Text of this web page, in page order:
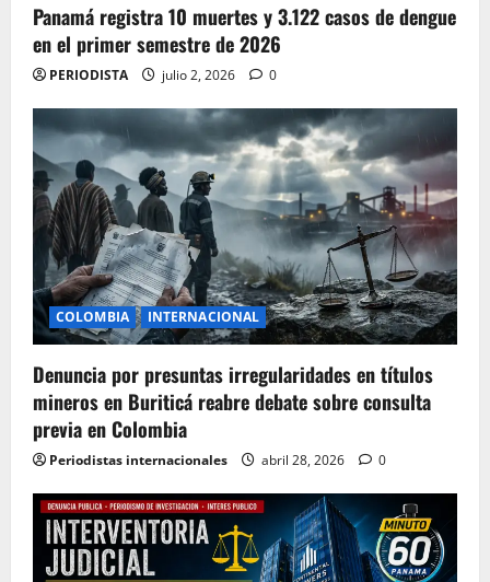
Panamá registra 10 muertes y 3.122 casos de dengue
en el primer semestre de 2026
PERIODISTA julio 2, 2026 0
COLOMBIA INTERNACIONAL
Denuncia por presuntas irregularidades en títulos
mineros en Buriticá reabre debate sobre consulta
previa en Colombia
Periodistas internacionales abril 28, 2026 0